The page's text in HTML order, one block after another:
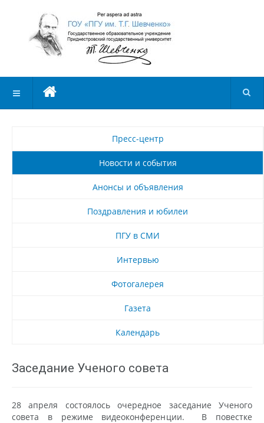
Пресс-центр
Новости и события
Анонсы и объявления
Поздравления и юбилеи
ПГУ в СМИ
Интервью
Фотогалерея
Газета
Календарь
Заседание Ученого совета
28 апреля состоялось очередное заседание Ученого
совета в режиме видеоконференции. В повестке